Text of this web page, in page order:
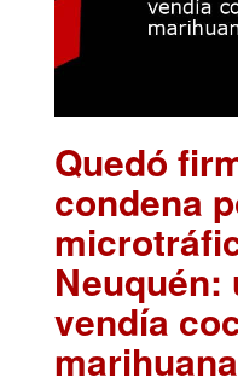
Quedó
condena
Neuquén:
vendía
marihuana